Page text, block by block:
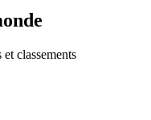
classements